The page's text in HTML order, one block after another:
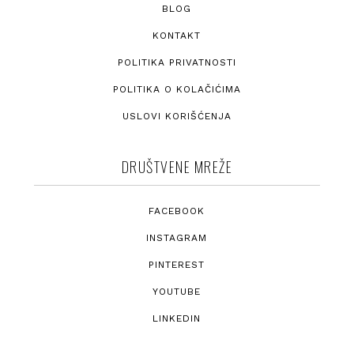
BLOG
KONTAKT
POLITIKA PRIVATNOSTI
POLITIKA O KOLAČIĆIMA
USLOVI KORIŠĆENJA
DRUŠTVENE MREŽE
FACEBOOK
INSTAGRAM
PINTEREST
YOUTUBE
LINKEDIN